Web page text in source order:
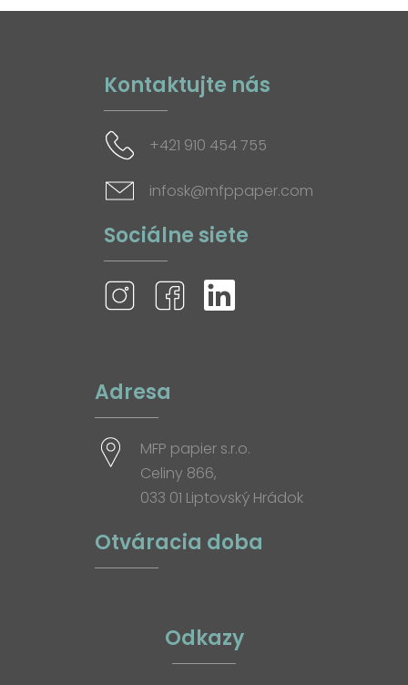
Kontaktujte nás
+421 910 454 755
infosk@mfppaper.com
Sociálne siete
Adresa
MFP papier s.r.o.
Celiny 866,
033 01 Liptovský Hrádok
Otváracia doba
Odkazy